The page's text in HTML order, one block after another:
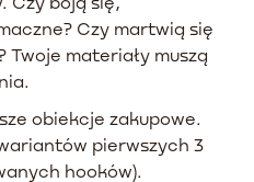
Czy martwią się
materiały muszą
obiekcje zakupowe.
pierwszych 3
hooków).